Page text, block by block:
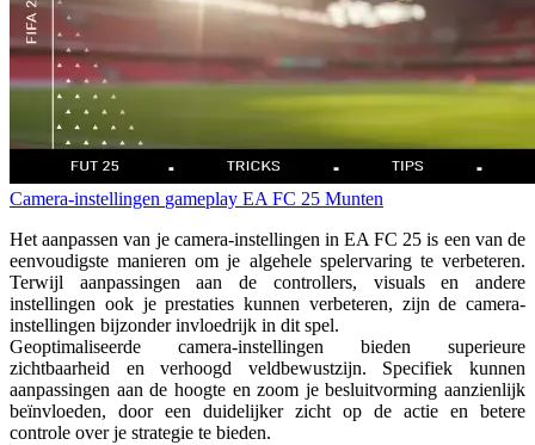
Camera-instellingen gameplay EA FC 25 Munten
Het aanpassen van je camera-instellingen in EA FC 25 is een van de
eenvoudigste manieren om je algehele spelervaring te verbeteren.
Terwijl aanpassingen aan de controllers, visuals en andere
instellingen ook je prestaties kunnen verbeteren, zijn de camera-
instellingen bijzonder invloedrijk in dit spel.
Geoptimaliseerde camera-instellingen bieden superieure
zichtbaarheid en verhoogd veldbewustzijn. Specifiek kunnen
aanpassingen aan de hoogte en zoom je besluitvorming aanzienlijk
beïnvloeden, door een duidelijker zicht op de actie en betere
controle over je strategie te bieden.